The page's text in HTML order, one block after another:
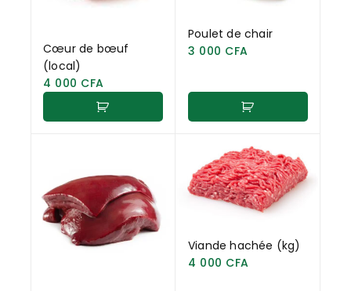
Cœur de bœuf
(local)
4 000 CFA
Poulet de chair
3 000 CFA
Viande hachée (kg)
4 000 CFA